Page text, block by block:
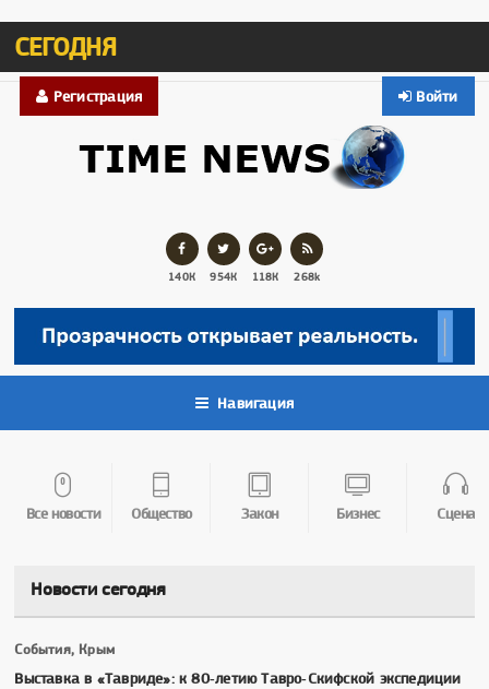
СЕГОДНЯ
Войти
Регистрация
140К 954К 118К 268k
Навигация
Все новости Общество Закон Бизнес Сцена
Новости сегодня
События, Крым
Выставка в «Тавриде»: к 80‑летию Тавро‑Скифской экспедиции